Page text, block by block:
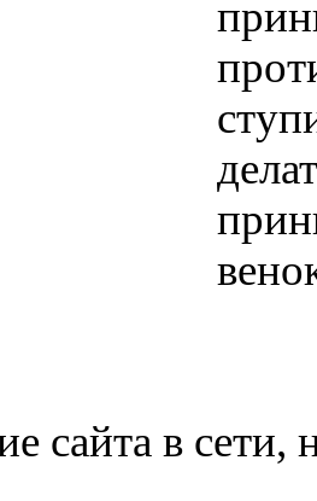
сайта в сети,